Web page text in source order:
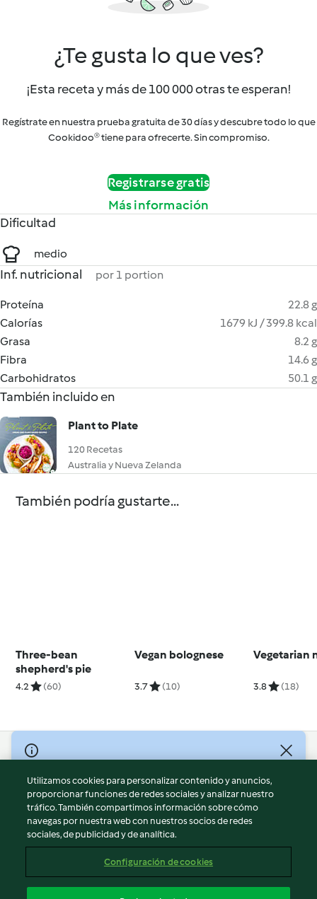
¿Te gusta lo que ves?
¡Esta receta y más de 100 000 otras te esperan!
Regístrate en nuestra prueba gratuita de 30 días y descubre todo lo que
Cookidoo® tiene para ofrecerte. Sin compromiso.
Registrarse gratis
Más información
Dificultad
medio
Inf. nutricional por 1 portion
Proteína
22.8 g
Calorías
1679 kJ / 399.8 kcal
Grasa
8.2 g
Fibra
14.6 g
Carbohidratos
50.1 g
También incluido en
Plant to Plate
120 Recetas
Australia y Nueva Zelanda
También podría gustarte...
Three-bean
shepherd's pie
4.2 (60)
Vegan bolognese
3.7 (10)
Vegetarian
3.8 (18)
© Copyright 2026
Términos de uso
Política de privacidad
Aviso legal
Información legal
Reportar contenido
Utilizamos cookies para personalizar contenido y anuncios,
proporcionar funciones de redes sociales y analizar nuestro
tráfico. También compartimos información sobre cómo
navegas por nuestra web con nuestros socios de redes
sociales, de publicidad y de analítica.
Configuración de cookies